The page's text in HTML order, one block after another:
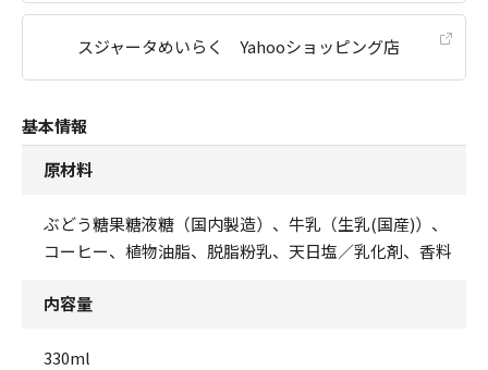
スジャータめいらく Yahooショッピング店
基本情報
原材料
ぶどう糖果糖液糖（国内製造）、牛乳（生乳(国産)）、
コーヒー、植物油脂、脱脂粉乳、天日塩／乳化剤、香料
内容量
330ml